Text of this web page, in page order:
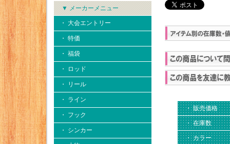
▼ メーカーメニュー
・ 大会エントリー
・ 特価
・ 福袋
・ ロッド
・ リール
・ ライン
・ フック
・ シンカー
・ 販売価格
・ 在庫数
・ カラー